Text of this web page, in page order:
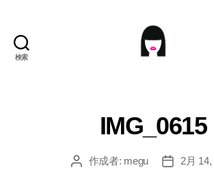
検索
IMG_0615
投 作成者: megu
投
2月 14,